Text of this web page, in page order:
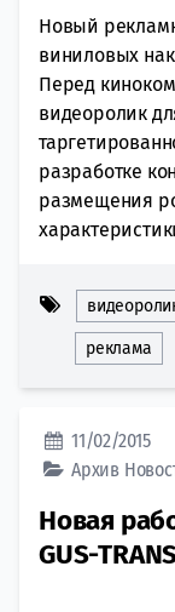
Новый
виниловых
Перед
видеоролик
разработке
размещения
реклама
11/02/2015
Архив
Новая
GUS-